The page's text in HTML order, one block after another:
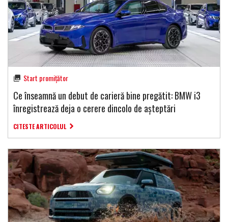
Start promițător
Ce înseamnă un debut de carieră bine pregătit: BMW i3
înregistrează deja o cerere dincolo de așteptări
CITESTE ARTICOLUL